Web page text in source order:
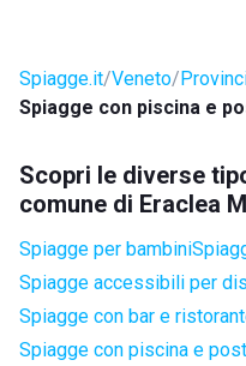
Spiagge.it Veneto
Spiagge con piscina e
Scopri le diverse
comune di Eraclea
Spiagge per bambini
Spiagge accessibili per
Spiagge con bar e
Spiagge con piscina e